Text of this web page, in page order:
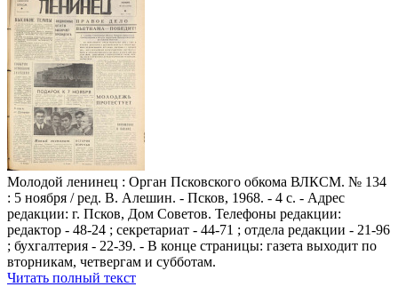
Молодой ленинец : Орган Псковского обкома ВЛКСМ. № 134
: 5 ноября / ред. В. Алешин. - Псков, 1968. - 4 с. - Адрес
редакции: г. Псков, Дом Советов. Телефоны редакции:
редактор - 48-24 ; секретариат - 44-71 ; отдела редакции - 21-96
; бухгалтерия - 22-39. - В конце страницы: газета выходит по
вторникам, четвергам и субботам.
Читать полный текст